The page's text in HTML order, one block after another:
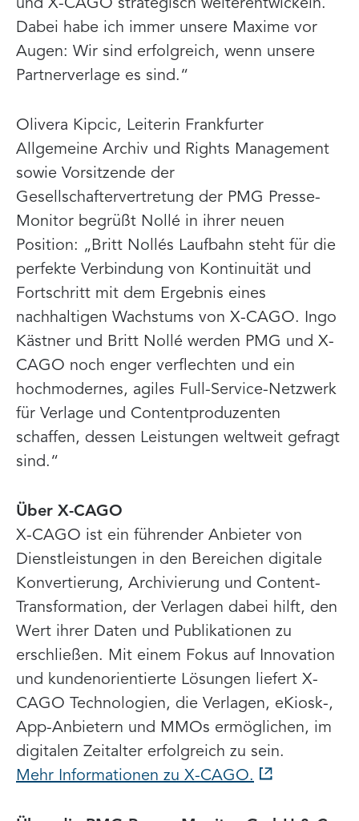
und X-CAGO strategisch weiterentwickeln.
Dabei habe ich immer unsere Maxime vor
Augen: Wir sind erfolgreich, wenn unsere
Partnerverlage es sind.“
Olivera Kipcic, Leiterin Frankfurter
Allgemeine Archiv und Rights Management
sowie Vorsitzende der
Gesellschaftervertretung der PMG Presse-
Monitor begrüßt Nollé in ihrer neuen
Position: „Britt Nollés Laufbahn steht für die
perfekte Verbindung von Kontinuität und
Fortschritt mit dem Ergebnis eines
nachhaltigen Wachstums von X-CAGO. Ingo
Kästner und Britt Nollé werden PMG und X-
CAGO noch enger verflechten und ein
hochmodernes, agiles Full-Service-Netzwerk
für Verlage und Contentproduzenten
schaffen, dessen Leistungen weltweit gefragt
sind.“
Über X-CAGO
X-CAGO ist ein führender Anbieter von
Dienstleistungen in den Bereichen digitale
Konvertierung, Archivierung und Content-
Transformation, der Verlagen dabei hilft, den
Wert ihrer Daten und Publikationen zu
erschließen. Mit einem Fokus auf Innovation
und kundenorientierte Lösungen liefert X-
CAGO Technologien, die Verlagen, eKiosk-,
App-Anbietern und MMOs ermöglichen, im
digitalen Zeitalter erfolgreich zu sein.
Mehr Informationen zu X-CAGO.